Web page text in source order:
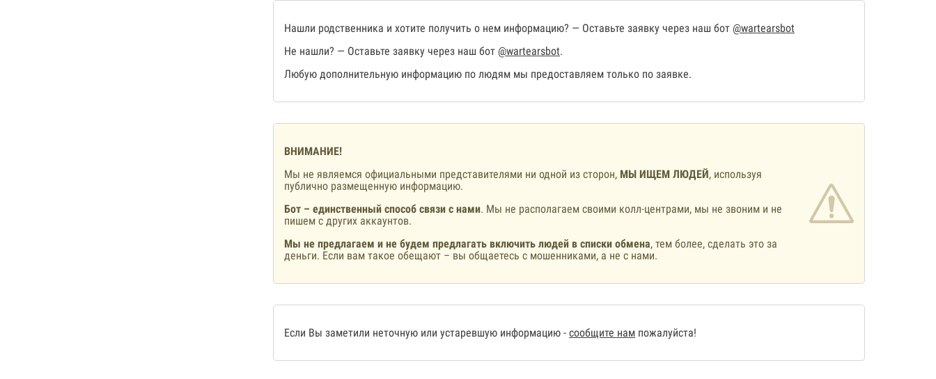
Нашли родственника и хотите получить о нем информацию? — Оставьте заявку через наш бот @wartearsbot
Не нашли? — Оставьте заявку через наш бот @wartearsbot.
Любую дополнительную информацию по людям мы предоставляем только по заявке.
ВНИМАНИЕ!
Мы не являемся официальными представителями ни одной из сторон, МЫ ИЩЕМ ЛЮДЕЙ, используя
публично размещенную информацию.
Бот – единственный способ связи с нами. Мы не располагаем своими колл-центрами, мы не звоним и не
пишем с других аккаунтов.
Мы не предлагаем и не будем предлагать включить людей в списки обмена, тем более, сделать это за
деньги. Если вам такое обещают – вы общаетесь с мошенниками, а не с нами.
Если Вы заметили неточную или устаревшую информацию - сообщите нам пожалуйста!